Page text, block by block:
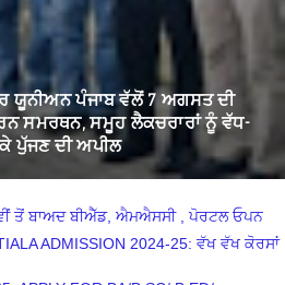
ਯੂਨੀਅਨ ਪੰਜਾਬ ਵੱਲੋਂ 7 ਅਗਸਤ ਦੀ
ਸਮਰਥਨ, ਸਮੂਹ ਲੈਕਚਰਾਰਾਂ ਨੂੰ ਵੱਧ-
ਪੁੱਜਣ ਦੀ ਅਪੀਲ
ਤੋਂ ਬਾਅਦ ਬੀਐੱਡ, ਐਮਐਸਸੀ , ਪੋਰਟਲ ਓਪਨ
ADMISSION 2024-25: ਵੱਖ ਵੱਖ ਕੋਰਸਾਂ